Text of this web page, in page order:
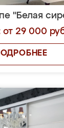
"Белая
от 29 000